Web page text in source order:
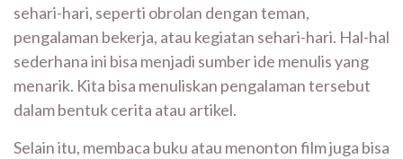
sehari-hari, seperti obrolan dengan teman,
pengalaman bekerja, atau kegiatan sehari-hari. Hal-hal
sederhana ini bisa menjadi sumber ide menulis yang
menarik. Kita bisa menuliskan pengalaman tersebut
dalam bentuk cerita atau artikel.
Selain itu, membaca buku atau menonton film juga bisa